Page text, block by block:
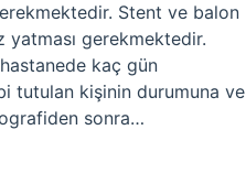
Stent ve balon
yatması gerekmektedir.
kaç gün
tutulan kişinin durumuna ve
sonra…